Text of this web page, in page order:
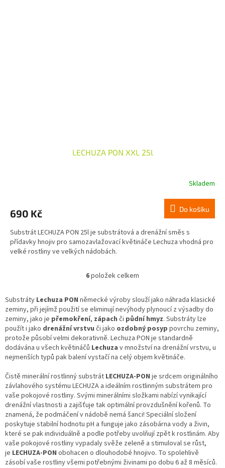
LECHUZA PON XXL 25l
Skladem
690 Kč Do košíku
Substrát LECHUZA PON 25l je substrátová a drenážní směs s
přídavky hnojiv pro samozavlažovací květináče Lechuza vhodná pro
velké rostliny ve velkých nádobách.
O
l
á
d
a
c
í
p
v
k
y
v
ý
p
i
s
u
6položek celkem
Substráty Lechuza PON německé výroby slouží jako náhrada klasické
zeminy, při jejímž použití se eliminují nevýhody plynoucí z výsadby do
zeminy, jako je přemokření, zápach či půdní hmyz. Substráty lze
použít i jako drenážní vrstvu či jako ozdobný posyp povrchu zeminy,
protože působí velmi dekorativně. Lechuza PON je standardně
dodávána u všech květináčů Lechuza v množství na drenážní vrstvu, u
nejmenších typů pak balení vystačí na celý objem květináče.
Čistě minerální rostlinný substrát LECHUZA-PON je srdcem originálního
závlahového systému LECHUZA a ideálním rostlinným substrátem pro
vaše pokojové rostliny. Svými minerálními složkami nabízí vynikající
drenážní vlastnosti a zajišťuje tak optimální provzdušnění kořenů. To
znamená, že podmáčení v nádobě nemá šanci! Speciální složení
poskytuje stabilní hodnotu pH a funguje jako zásobárna vody a živin,
které se pak individuálně a podle potřeby uvolňují zpět k rostlinám. Aby
vaše pokojové rostliny vypadaly svěže zeleně a stimuloval se růst,
je LECHUZA-PON obohacen o dlouhodobé hnojivo. To spolehlivě
zásobí vaše rostliny všemi potřebnými živinami po dobu 6 až 8 měsíců.